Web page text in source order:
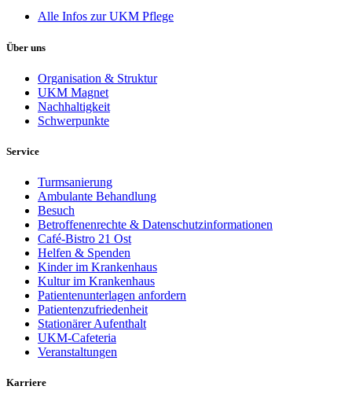
Alle Infos zur UKM Pflege
Über uns
Organisation & Struktur
UKM Magnet
Nachhaltigkeit
Schwerpunkte
Service
Turmsanierung
Ambulante Behandlung
Besuch
Betroffenenrechte & Datenschutzinformationen
Café-Bistro 21 Ost
Helfen & Spenden
Kinder im Krankenhaus
Kultur im Krankenhaus
Patientenunterlagen anfordern
Patientenzufriedenheit
Stationärer Aufenthalt
UKM-Cafeteria
Veranstaltungen
Karriere